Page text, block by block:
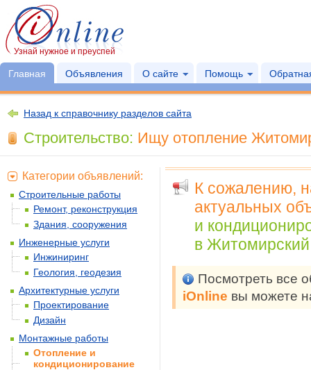
Узнай нужное и преуспей
Главная Объявления О сайте Помощь
Назад к справочнику разделов сайта
Строительство: Ищу отопление
К сожалению,
актуальных
и
в
Посмотреть все
iOnline вы можете
Категории объявлений:
Строительные работы
Ремонт, реконструкция
Здания, сооружения
Инженерные услуги
Инжиниринг
Геология, геодезия
Архитектурные услуги
Проектирование
Дизайн
Монтажные работы
Отопление и
кондиционирование